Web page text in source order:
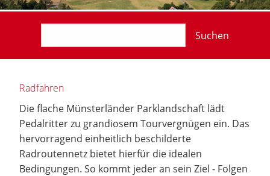
Suchen
Radfahren
Die flache Münsterländer Parklandschaft lädt
Pedalritter zu grandiosem Tourvergnügen ein. Das
hervorragend einheitlich beschilderte
Radroutennetz bietet hierfür die idealen
Bedingungen. So kommt jeder an sein Ziel - Folgen